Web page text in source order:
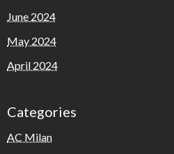
June 2024
May 2024
April 2024
Categories
AC Milan